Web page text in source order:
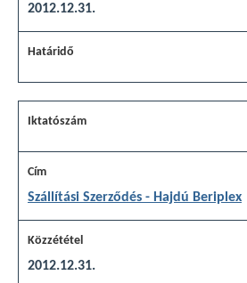
2012.12.31.
Szállítási Szerződés - Hajdú Beriplex
2012.12.31.